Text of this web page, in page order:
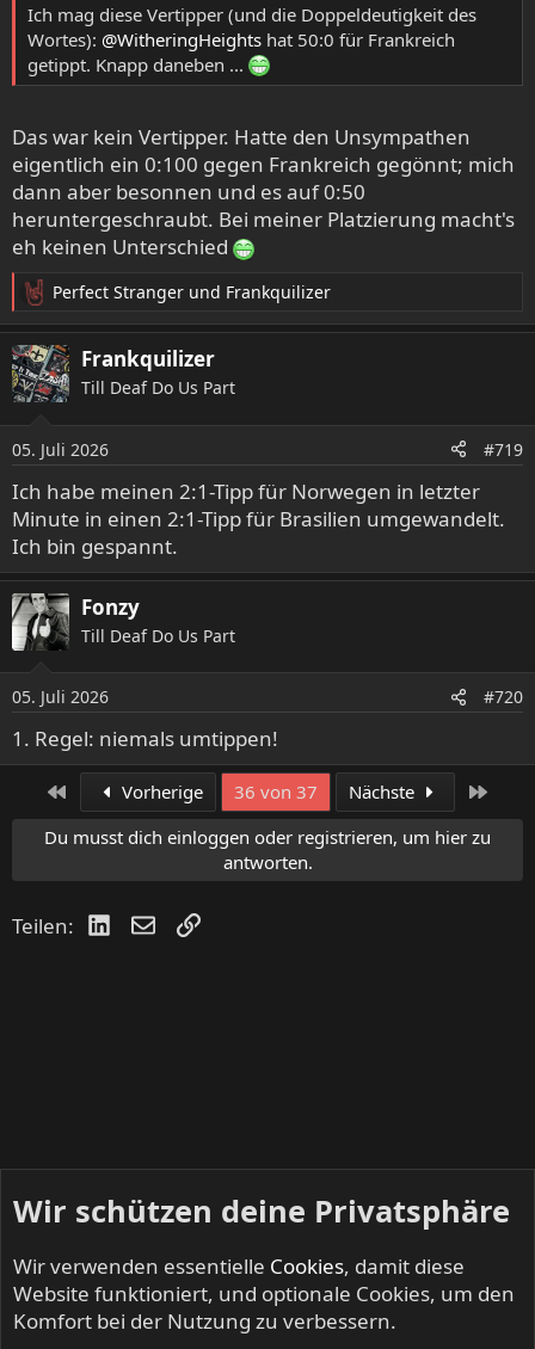
Ich mag diese Vertipper (und die Doppeldeutigkeit des
Wortes): @WitheringHeights hat 50:0 für Frankreich
getippt. Knapp daneben ...
Das war kein Vertipper. Hatte den Unsympathen
eigentlich ein 0:100 gegen Frankreich gegönnt; mich
dann aber besonnen und es auf 0:50
heruntergeschraubt. Bei meiner Platzierung macht's
eh keinen Unterschied
R
e
a
k
t
n
e
n
:
Perfect Stranger und Frankquilizer
Frankquilizer
Till Deaf Do Us Part
05. Juli 2026 #719
Ich habe meinen 2:1-Tipp für Norwegen in letzter
Minute in einen 2:1-Tipp für Brasilien umgewandelt.
Ich bin gespannt.
Fonzy
Till Deaf Do Us Part
05. Juli 2026 #720
1. Regel: niemals umtippen!
Erste Vorherige 36 von 37 Nächste
Du musst dich einloggen oder registrieren, um hier zu
antworten.
Teilen: LinkedIn
E-MailLink
Wir schützen deine Privatsphäre
Wir verwenden essentielle Cookies, damit diese
Website funktioniert, und optionale Cookies, um den
Komfort bei der Nutzung zu verbessern.